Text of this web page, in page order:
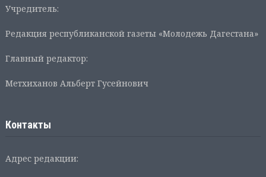
Учредитель:
Редакция республиканской газеты «Молодежь Дагестана»
Главный редактор:
Метхиханов Альберт Гусейнович
Контакты
Адрес редакции: